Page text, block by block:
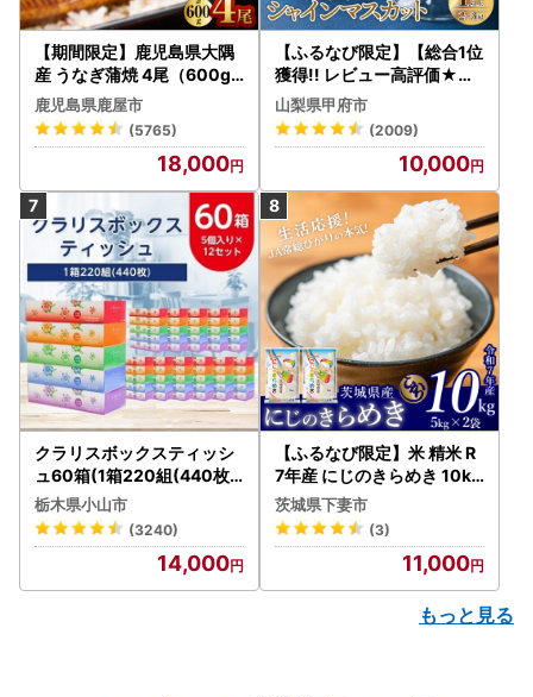
【期間限定】鹿児島県大隅
産 うなぎ蒲焼 4尾（600g
） KN007-004-04-cp18
うなぎ 鰻 魚 惣菜 総菜
鹿児島県鹿屋市
(5765)
18,000
【ふるなび限定】【総合1位
獲得!! レビュー高評価★】
〈2026年度配送分〉山梨
県産 シャインマスカット 2
～3房（1.0kg以上）シャイ
ン フルーツ FN-Limited-S
P
山梨県甲府市
(2009)
10,000
クラリスボックスティッシ
ュ60箱(1箱220組(440枚))
(5個入り×12セット)【配送
不可地域：離島・沖縄県】
【1256759】
栃木県小山市
(3240)
14,000
【ふるなび限定】米 精米 R
7年産 にじのきらめき 10kg
10月 FN-Limited-PR
茨城県下妻市
(3)
11,000
もっと見る